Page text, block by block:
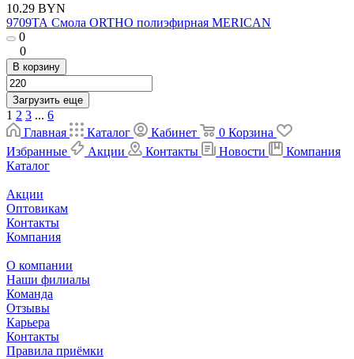
10.29 BYN
9709ТА Смола ORTHO полиэфирная MERICAN
0
0
В корзину
Загрузить еще
1 2 3 ... 6
Главная
Каталог Кабинет 0 Корзина
Избранные
Акции Контакты Новости
Компания
Каталог
Акции
Оптовикам
Контакты
Компания
О компании
Наши филиалы
Команда
Отзывы
Карьера
Контакты
Правила приёмки